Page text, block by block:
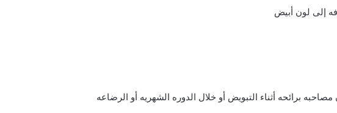
برائحه أثناء التبويض أو خلال الدوره الشهريه أو الرضاعه